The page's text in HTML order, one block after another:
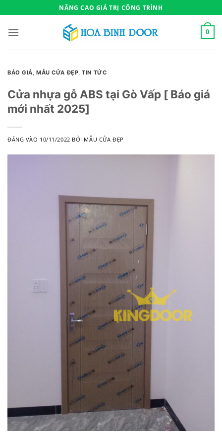
qua
nội
NÂNG CAO GIÁ TRỊ CÔNG TRÌNH
0
BÁO GIÁ,MẪU CỬA ĐẸP,TIN TỨC
Cửa nhựa gỗ ABS tại Gò Vấp [ Báo giá
mới nhất 2025]
ĐĂNG VÀO 10/11/2022 BỞI MẪU CỬA ĐẸP